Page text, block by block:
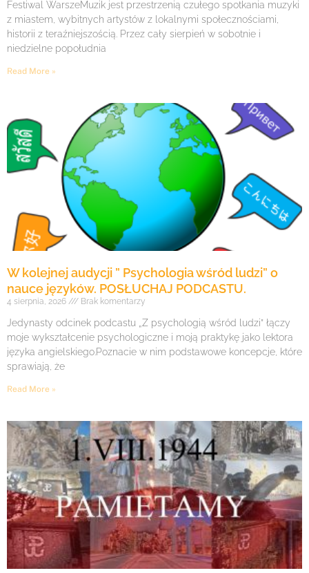
Festiwal WarszeMuzik jest przestrzenią czułego spotkania muzyki
z miastem, wybitnych artystów z lokalnymi społecznościami,
historii z teraźniejszością. Przez cały sierpień w sobotnie i
niedzielne popołudnia
Read More »
W kolejnej audycji ” Psychologia wśród ludzi” o
nauce języków. POSŁUCHAJ PODCASTU.
4 sierpnia, 2026 Brak komentarzy
Jedynasty odcinek podcastu „Z psychologią wśród ludzi” łączy
moje wykształcenie psychologiczne i moją praktykę jako lektora
języka angielskiego.Poznacie w nim podstawowe koncepcje, które
sprawiają, że
Read More »